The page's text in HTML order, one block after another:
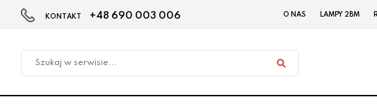
w
KONTAKT +48 690 003 006 O NAS LAMPY 2BM